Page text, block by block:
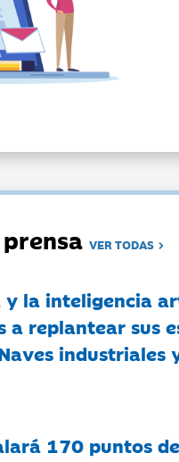
prensaVER TODAS
y la inteligencia
a replantear sus
industriales
170 puntos